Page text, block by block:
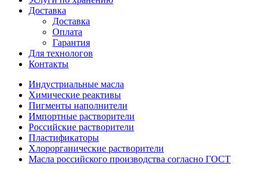
Доставка
Доставка
Оплата
Гарантия
Для технологов
Контакты
Индустриальные масла
Химические реактивы
Пигменты наполнители
Импортные растворители
Российские растворители
Пластификаторы
Хлорорганические растворители
Масла российского производства согласно ГОСТ